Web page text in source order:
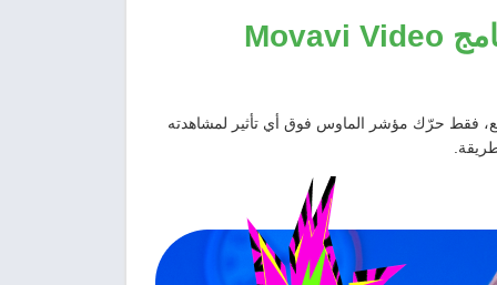
برنامج Movavi Video
فقط حرّك مؤشر الماوس فوق أي تأثير لمشاهدته